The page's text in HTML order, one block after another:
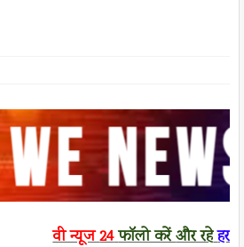
वी न्यूज24फॉलो करेंऔर रहेहर